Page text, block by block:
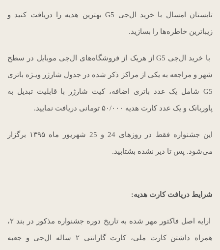
تابستان امسال با خرید ال‌جی G5 بهترین هدیه را دریافت کنید و
زیباترین خاطره‌ها را بسازید.
با خرید ال‌جی G5 از هریک از فروشگاه‌های ال‌جی موبایل در سطح
شهر و مراجعه به یکی از مراکز ذکر شده در جدول شارژر ویـژه باتری
G5 شامل یک عدد باتری اضافه، کیت شارژر با قابلیت تبدیل به
پاوربانک و یک عدد کارت هدیه ۵۰/۰۰۰ تومانی دریافت نمایید.
این جشنواره فقط در روزهای 24 و 25 شهریور ماه ۱۳۹۵ برگزار
می‌شود. پس تا دیر نشده بشتابید.
شرایط دریافت کارت هدیه:
ارایه اصل فاکتور مهر شده به تاریخ دوره جشنواره مذکور در بند ۲،
همراه داشتن کارت ملی، کارت گارانتی ۲ ساله ال‌جی و جعبه